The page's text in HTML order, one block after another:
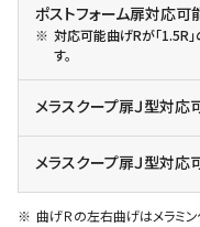
ポストフォーム扉対応可
対応可能曲げRが「1.5R
す。
メラスクープ扉Ｊ型対応
メラスクープ扉Ｊ型対応
曲げＲの左右曲げはメラミ